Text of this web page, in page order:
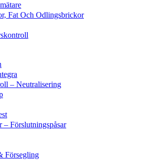
Fat Och Odlingsbrickor
– Neutralisering
– Förslutningspåsar
Försegling